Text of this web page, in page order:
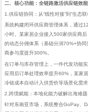
二、核心功能：全链路激活供应链效能
1.供应链协同：从“线性对接”到“生态联
系统构建闭环供应商管理体系，通过12
小时。某家居企业接入500家供应商
的动态分佣体系（基础分润70%+协同
商参与度提升300%。
在订单与库存管理上，一件代发功能
应用后订单处理效率提升60%，某家
冷链成本自动计入供货价等场景化需
2.跨境赋能：本地化能力破解出海难题
针对东南亚市场，系统整合GoPay、